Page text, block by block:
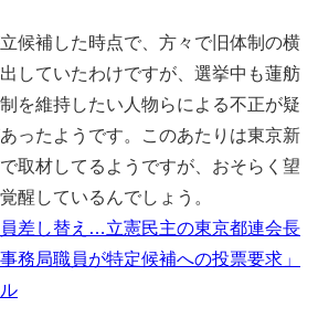
候補した時点で、方々で旧体制の横
していたわけですが、選挙中も蓮舫
を維持したい人物らによる不正が疑
ったようです。このあたりは東京新
取材してるようですが、おそらく望
醒しているんでしょう。
差し替え…立憲民主の東京都連会長
局職員が特定候補への投票要求」